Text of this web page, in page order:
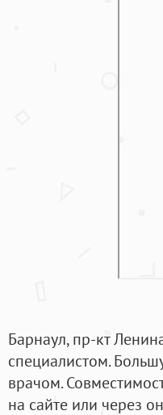
Барнаул, пр-кт
специалистом.
врачом.
на сайте или через